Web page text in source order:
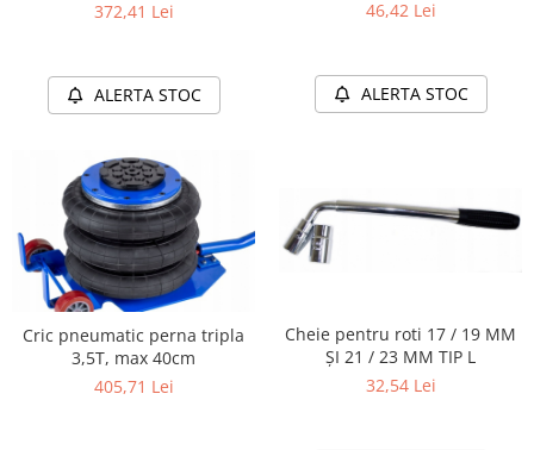
372,41 Lei
ALERTA STOC
8x12mm
46,42 Lei
ALERTA STOC
Cric pneumatic perna tripla
3,5T, max 40cm
405,71 Lei
Cheie pentru roti 17 / 19 MM
ȘI 21 / 23 MM TIP L
32,54 Lei